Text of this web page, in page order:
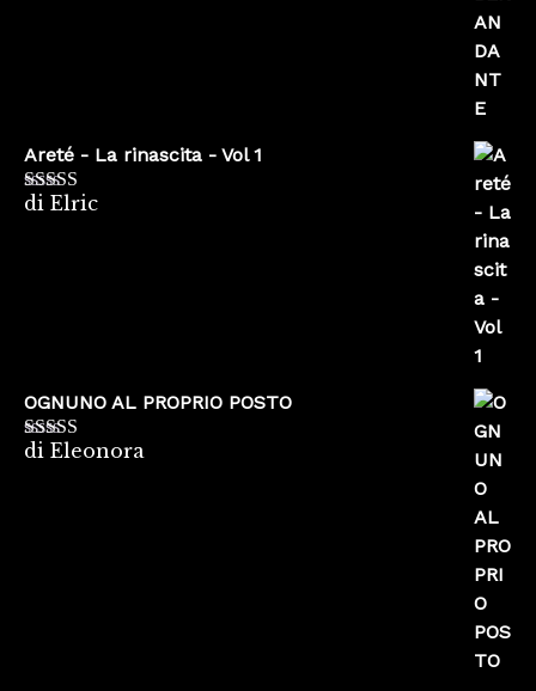
Areté - La rinascita - Vol 1
Valutato5
di Elric
OGNUNO AL PROPRIO POSTO
Valutato5su
di Eleonora